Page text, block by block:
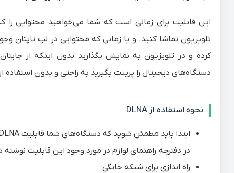
این قابلیت برای زمانی است که شما می‌خواهید محتوایی
تلویزیون تماشا کنید. و یا زمانی که محتوایی در لپ تاپتان
کرده و در تلویزیون به نمایش بگذارید بدون اینکه از
دستگاه‌های دیجیتال را پرینت بگیرید به راحتی و بدون استفاده
نحوه استفاده از DLNA
در دفترچه راهنمای لوازم در مورد وجود این قابلیت
راه اندازی برای شبکه خانگی